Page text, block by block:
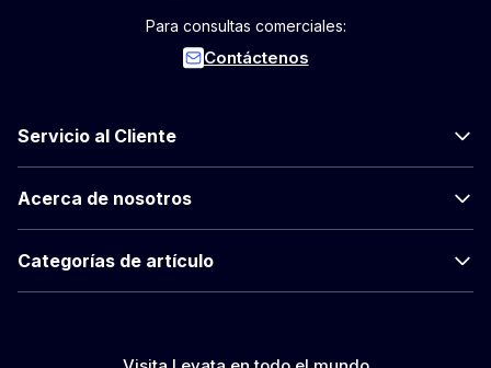
Para consultas comerciales:
Contáctenos
Servicio al Cliente
Acerca de nosotros
Categorías de artículo